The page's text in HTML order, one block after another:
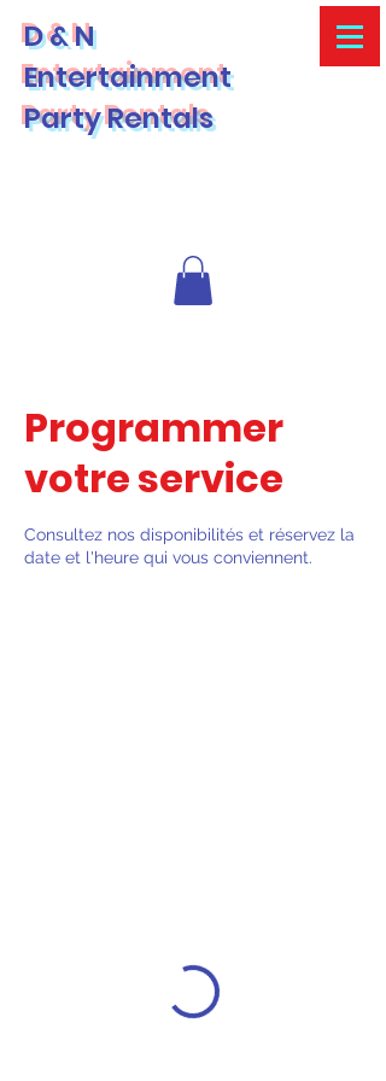
D & N
Entertainment
Party Rentals
Programmer
votre service
Consultez nos disponibilités et réservez la
date et l'heure qui vous conviennent.